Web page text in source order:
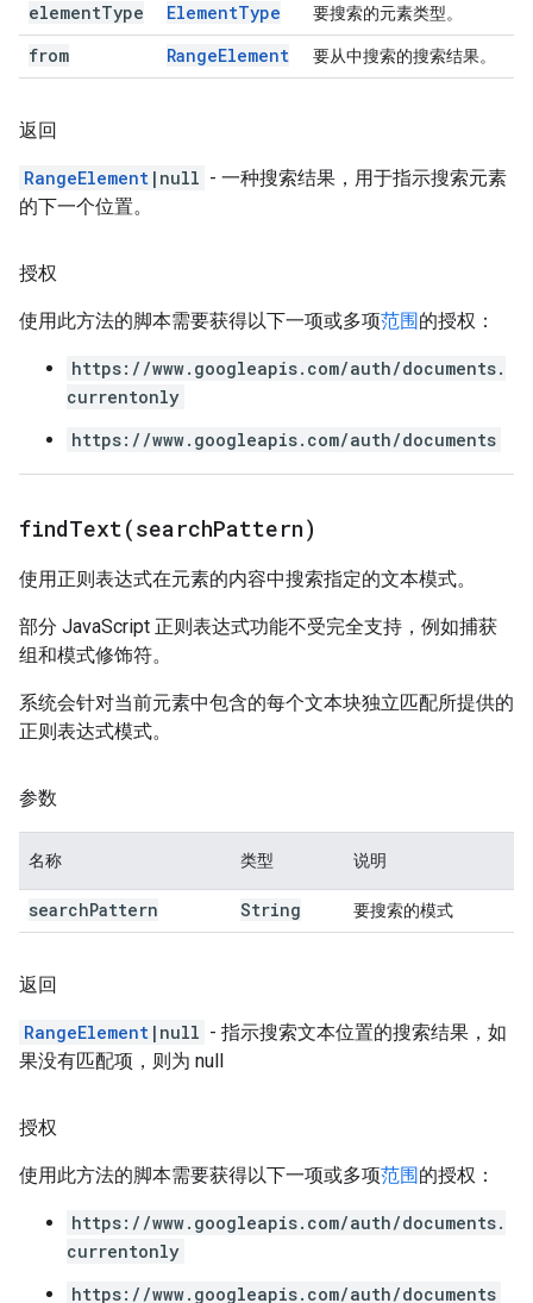
elementType ElementType 要搜索的元素类型。
from RangeElement 要从中搜索的搜索结果。
返回
RangeElement |null - 一种搜索结果，用于指示搜索元素
的下一个位置。
授权
使用此方法的脚本需要获得以下一项或多项范围的授权：
https://www.googleapis.com/auth/documents.
currentonly
https://www.googleapis.com/auth/documents
findText(searchPattern)
使用正则表达式在元素的内容中搜索指定的文本模式。
部分 JavaScript 正则表达式功能不受完全支持，例如捕获
组和模式修饰符。
系统会针对当前元素中包含的每个文本块独立匹配所提供的
正则表达式模式。
参数
名称 类型 说明
searchPattern String 要搜索的模式
返回
RangeElement |null - 指示搜索文本位置的搜索结果，如
果没有匹配项，则为 null
授权
使用此方法的脚本需要获得以下一项或多项范围的授权：
https://www.googleapis.com/auth/documents.
currentonly
https://www.googleapis.com/auth/documents